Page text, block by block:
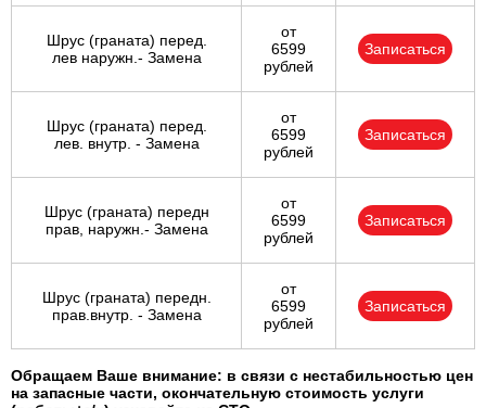
Шрус (граната) перед.
лев наружн.- Замена
от
6599
рублей
Записаться
Шрус (граната) перед.
лев. внутр. - Замена
от
6599
рублей
Записаться
Шрус (граната) передн
прав, наружн.- Замена
от
6599
рублей
Записаться
Шрус (граната) передн.
прав.внутр. - Замена
от
6599
рублей
Записаться
Обращаем Ваше внимание: в связи с нестабильностью цен
на запасные части, окончательную стоимость услуги